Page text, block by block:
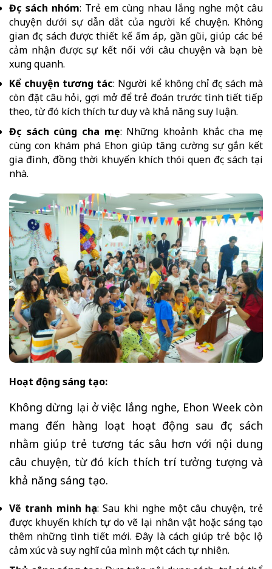
Đọc sách nhóm: Trẻ em cùng nhau lắng nghe một câu
chuyện dưới sự dẫn dắt của người kể chuyện. Không
gian đọc sách được thiết kế ấm áp, gần gũi, giúp các bé
cảm nhận được sự kết nối với câu chuyện và bạn bè
xung quanh.
Kể chuyện tương tác: Người kể không chỉ đọc sách mà
còn đặt câu hỏi, gợi mở để trẻ đoán trước tình tiết tiếp
theo, từ đó kích thích tư duy và khả năng suy luận.
Đọc sách cùng cha mẹ: Những khoảnh khắc cha mẹ
cùng con khám phá Ehon giúp tăng cường sự gắn kết
gia đình, đồng thời khuyến khích thói quen đọc sách tại
nhà.
Hoạt động sáng tạo:
Không dừng lại ở việc lắng nghe, Ehon Week còn
mang đến hàng loạt hoạt động sau đọc sách
nhằm giúp trẻ tương tác sâu hơn với nội dung
câu chuyện, từ đó kích thích trí tưởng tượng và
khả năng sáng tạo.
Vẽ tranh minh họa: Sau khi nghe một câu chuyện, trẻ
được khuyến khích tự do vẽ lại nhân vật hoặc sáng tạo
thêm những tình tiết mới. Đây là cách giúp trẻ bộc lộ
cảm xúc và suy nghĩ của mình một cách tự nhiên.